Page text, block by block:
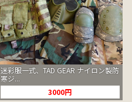
迷彩服一式、TAD GEAR ナイロン製防
寒ジ...
3000円